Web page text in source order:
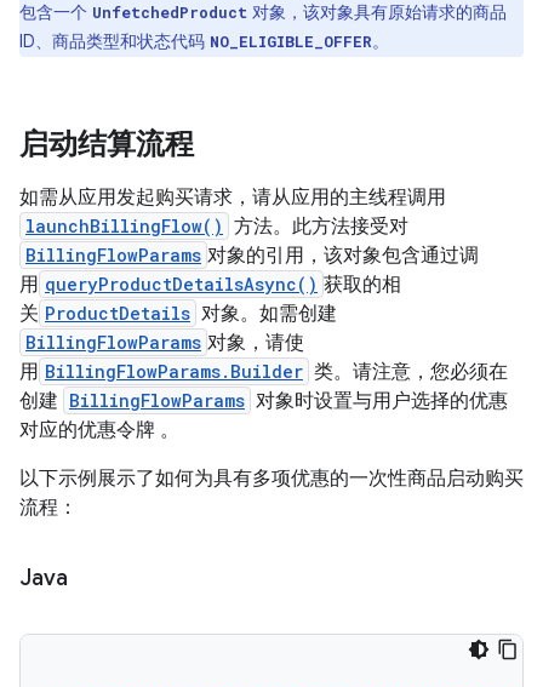
包含一个 UnfetchedProduct 对象，该对象具有原始请求的商品
ID、商品类型和状态代码 NO_ELIGIBLE_OFFER。
启动结算流程
如需从应用发起购买请求，请从应用的主线程调用
launchBillingFlow() 方法。此方法接受对
BillingFlowParams 对象的引用，该对象包含通过调
用 queryProductDetailsAsync() 获取的相
关 ProductDetails 对象。如需创建
BillingFlowParams 对象，请使
用 BillingFlowParams.Builder 类。请注意，您必须在
创建 BillingFlowParams 对象时设置与用户选择的优惠
对应的优惠令牌 。
以下示例展示了如何为具有多项优惠的一次性商品启动购买
流程：
Java